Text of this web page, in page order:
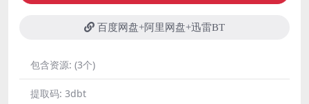
百度网盘+阿里网盘+迅雷BT
包含资源: (3个)
提取码: 3dbt